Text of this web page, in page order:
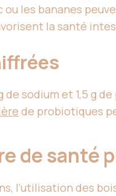
ou les bananes
la santé
sodium et 1,5 g
de probiotiques
de santé
l’utilisation des